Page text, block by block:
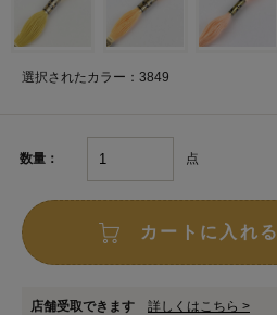
選択されたカラー：3849
数量： 点
カートに入れる
店舗受取できます 詳しくはこちら >